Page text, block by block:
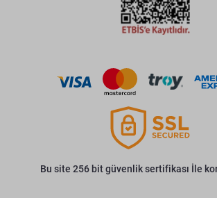
Bu site 256 bit güvenlik sertifikası İle